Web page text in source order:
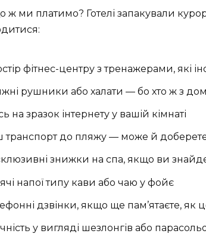
ж ми платимо? Готелі запакували
фітнес-центру з тренажерами, які
рушники або халати — бо хто ж з
на зразок інтернету у вашій кімнаті
транспорт до пляжу — може й
знижки на спа, якщо ви
напої типу кави або чаю у фойє
дзвінки, якщо ще пам’ятаєте, як
у вигляді шезлонгів або